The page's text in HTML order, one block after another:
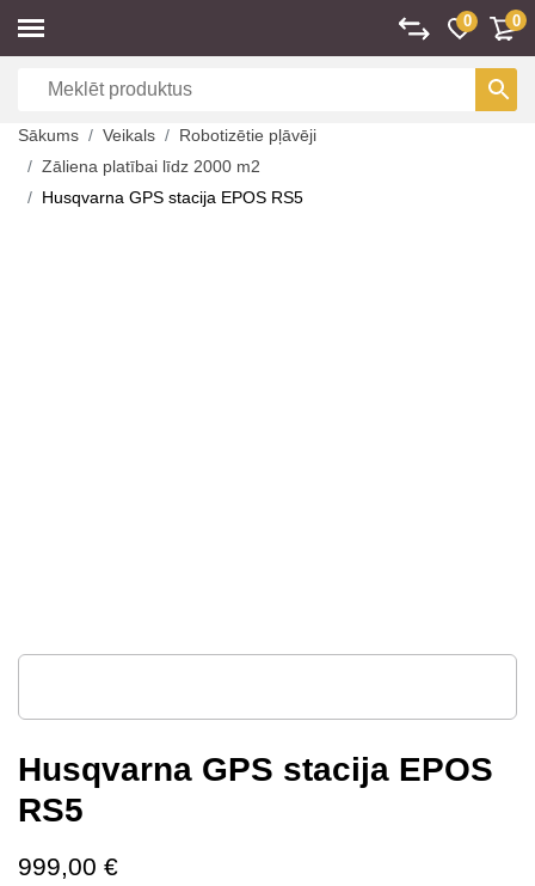
0 0
Sākums Veikals
Robotizētie pļāvēji
Zāliena platībai līdz 2000 m2
Husqvarna GPS stacija EPOS RS5
Husqvarna GPS stacija EPOS
RS5
999,00 €